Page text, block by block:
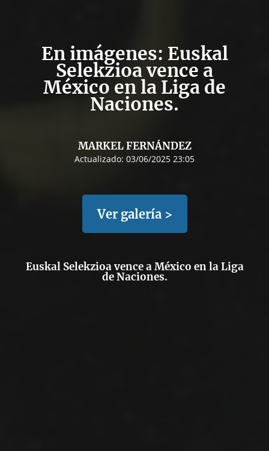
En imágenes: Euskal
Selekzioa vence a
México en la Liga de
Naciones.
MARKEL FERNÁNDEZ
Actualizado: 03/06/2025 23:05
Ver galería >
Euskal Selekzioa vence a México en la Liga
de Naciones.